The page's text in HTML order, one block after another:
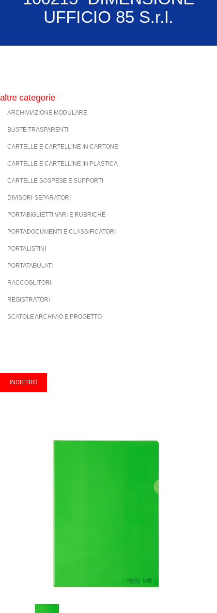
UFFICIO 85 S.r.l.
altre categorie
ARCHIVIAZIONE MODULARE
BUSTE TRASPARENTI
CARTELLE E CARTELLINE IN CARTONE
CARTELLE E CARTELLINE IN PLASTICA
CARTELLE SOSPESE E SUPPORTI
DIVISORI-SEPARATORI
PORTABIGLIETTI VARI E RUBRICHE
PORTADOCUMENTI E CLASSIFICATORI
PORTALISTINI
PORTATABULATI
RACCOGLITORI
REGISTRATORI
SCATOLE ARCHIVIO E PROGETTO